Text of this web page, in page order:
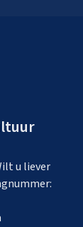
u liever